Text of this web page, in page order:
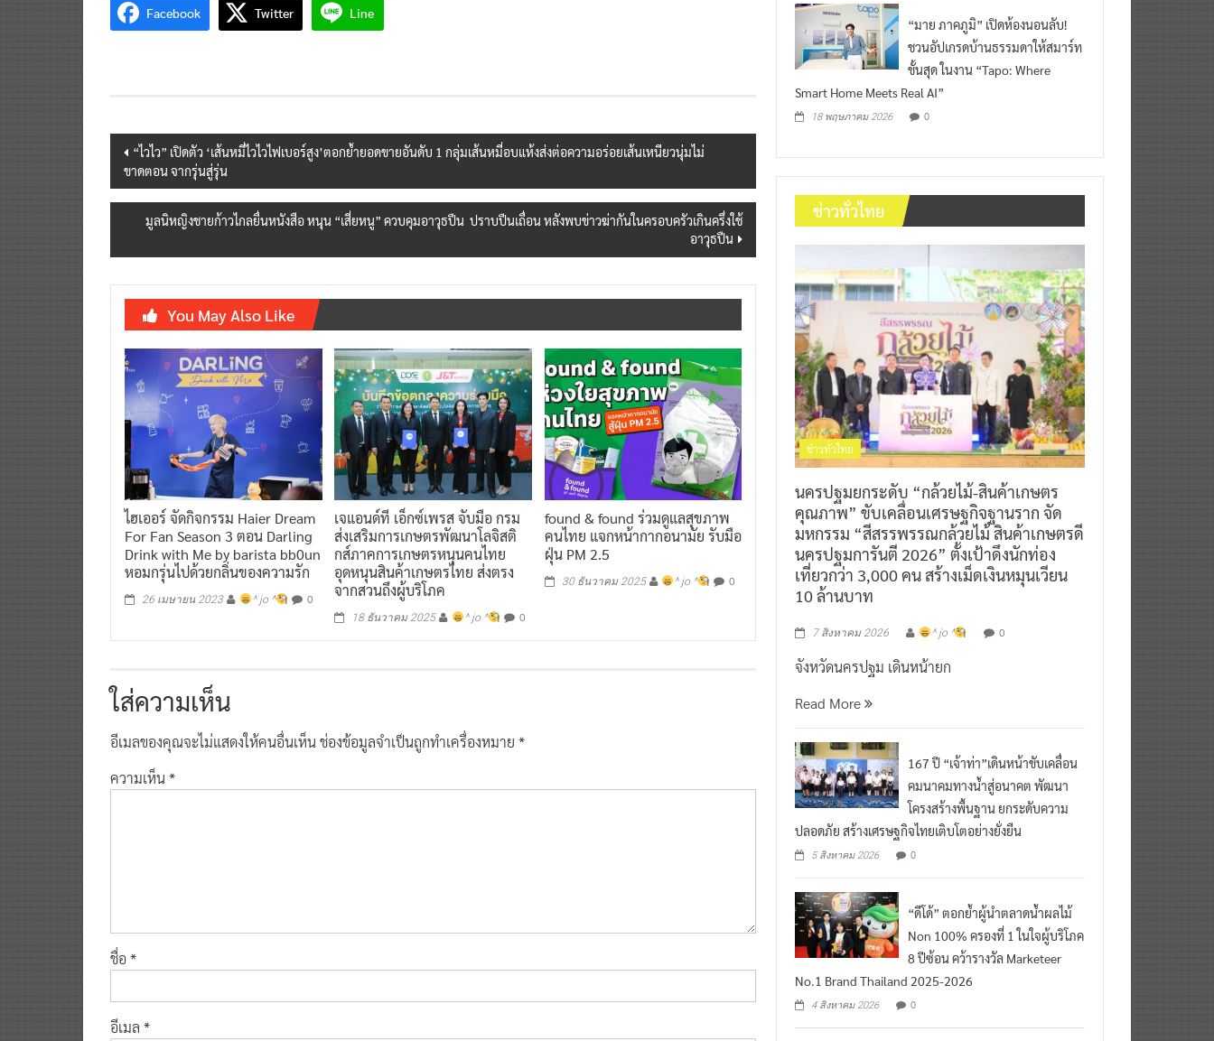
Facebook Twitter Line
Post
navigation
“ไวไว” เปิดตัว ‘เส้นหมี่ไวไวไฟเบอร์สูง’ตอกย้ำยอดขายอันดับ 1 กลุ่มเส้นหมี่อบแห้งส่งต่อความอร่อยเส้นเหนียวนุ่มไม่
ขาดตอน จากรุ่นสู่รุ่น
มูลนิหญิงชายก้าวไกลยื่นหนังสือ หนุน “เสี่ยหนู” ควบคุมอาวุธปืน ปราบปืนเถื่อน หลังพบข่าวฆ่ากันในครอบครัวเกินครึ่งใช้
อาวุธปืน
You May Also Like
ไฮเออร์ จัดกิจกรรม Haier Dream
For Fan Season 3 ตอน Darling
Drink with Me by barista bb0un
หอมกรุ่นไปด้วยกลิ่นของความรัก
26 เมษายน 2023 ^ jo ^ 0
เจแอนด์ที เอ็กซ์เพรส จับมือ กรม
ส่งเสริมการเกษตรพัฒนาโลจิสติ
กส์ภาคการเกษตรหนุนคนไทย
อุดหนุนสินค้าเกษตรไทย ส่งตรง
จากสวนถึงผู้บริโภค
18 ธันวาคม 2025 ^ jo ^ 0
found & found ร่วมดูแลสุขภาพ
คนไทย แจกหน้ากากอนามัย รับมือ
ฝุ่น PM 2.5
30 ธันวาคม 2025 ^ jo ^ 0
ใส่ความเห็น
อีเมลของคุณจะไม่แสดงให้คนอื่นเห็นช่องข้อมูลจำเป็นถูกทำเครื่องหมาย *
ความเห็น*
ชื่อ *
อีเมล *
“มาย ภาคภูมิ” เปิดห้องนอนลับ!
ชวนอัปเกรดบ้านธรรมดาให้สมาร์ท
ขั้นสุด ในงาน “Tapo: Where
Smart Home Meets Real AI”
18 พฤษภาคม 2026 0
ข่าวทั่วไทย
ข่าวทั่วไทย
นครปฐมยกระดับ “กล้วยไม้-สินค้าเกษตร
คุณภาพ” ขับเคลื่อนเศรษฐกิจฐานราก จัด
มหกรรม “สีสรรพรรณกล้วยไม้ สินค้าเกษตรดี
นครปฐมการันตี 2026” ตั้งเป้าดึงนักท่อง
เที่ยวกว่า 3,000 คน สร้างเม็ดเงินหมุนเวียน
10 ล้านบาท
7 สิงหาคม 2026 ^ jo ^ 0
จังหวัดนครปฐม เดินหน้ายก
Read More
167 ปี “เจ้าท่า”เดินหน้าขับเคลื่อน
คมนาคมทางน้ำสู่อนาคต พัฒนา
โครงสร้างพื้นฐาน ยกระดับความ
ปลอดภัย สร้างเศรษฐกิจไทยเติบโตอย่างยั่งยืน
5 สิงหาคม 2026 0
“ดีโด้” ตอกย้ำผู้นำตลาดน้ำผลไม้
Non 100% ครองที่ 1 ในใจผู้บริโภค
8 ปีซ้อน คว้ารางวัล Marketeer
No.1 Brand Thailand 2025-2026
4 สิงหาคม 2026 0